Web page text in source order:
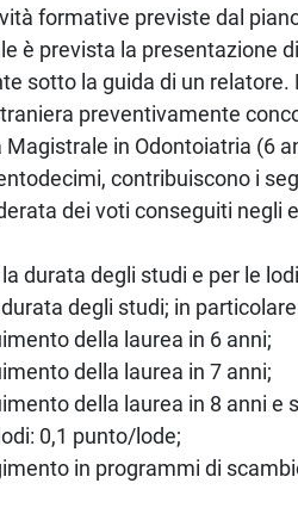
formative previste dal
è prevista la presentazione
sotto la guida di un
preventivamente
Magistrale in Odontoiatria (6
contribuiscono i
dei voti conseguiti negli
durata degli studi e per le
degli studi; in
della laurea in 6 anni;
della laurea in 7 anni;
della laurea in 8 anni e
0,1 punto/lode;
in programmi di